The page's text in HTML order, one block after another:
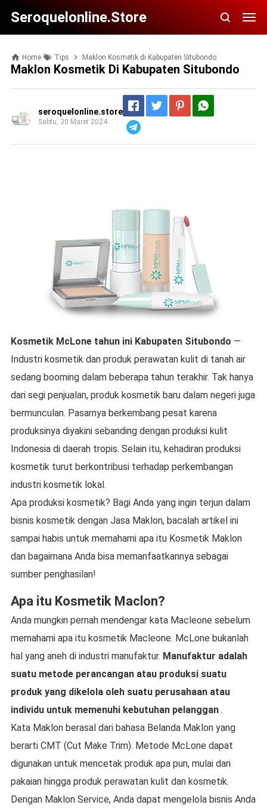
Seroquelonline.store
Home Tips Maklon Kosmetik di Kabupaten Situbondo
Maklon Kosmetik Di Kabupaten Situbondo
seroquelonline.store
Sabtu, 30 Maret 2024
Kosmetik McLone tahun ini Kabupaten Situbondo —
Industri kosmetik dan produk perawatan kulit di tanah air
sedang booming dalam beberapa tahun terakhir. Tak hanya
dari segi penjualan, produk kosmetik baru dalam negeri juga
bermunculan. Pasarnya berkembang pesat karena
produksinya diyakini sebanding dengan produksi kulit
Indonesia di daerah tropis. Selain itu, kehadiran produksi
kosmetik turut berkontribusi terhadap perkembangan
industri kosmetik lokal.
Apa produksi kosmetik? Bagi Anda yang ingin terjun dalam
bisnis kosmetik dengan Jasa Maklon, bacalah artikel ini
sampai habis untuk memahami apa itu Kosmetik Maklon
dan bagaimana Anda bisa memanfaatkannya sebagai
sumber penghasilan!
Apa itu Kosmetik Maclon?
Anda mungkin pernah mendengar kata Macleone sebelum
memahami apa itu kosmetik Macleone. McLone bukanlah
hal yang aneh di industri manufaktur. Manufaktur adalah
suatu metode perancangan atau produksi suatu
produk yang dikelola oleh suatu perusahaan atau
individu untuk memenuhi kebutuhan pelanggan.
Kata Maklon berasal dari bahasa Belanda Maklon yang
berarti CMT (Cut Make Trim). Metode McLone dapat
digunakan untuk mencetak produk apa pun, mulai dari
pakaian hingga produk perawatan kulit dan kosmetik.
Dengan Maklon Service, Anda dapat mengelola bisnis Anda